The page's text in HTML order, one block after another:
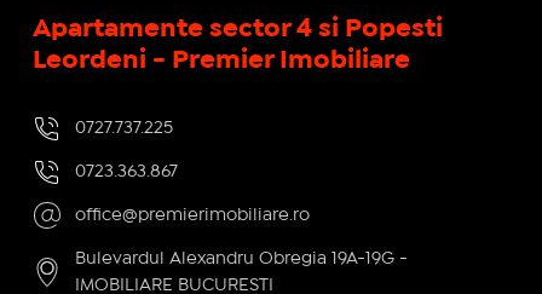
Apartamente sector 4 si Popesti
Leordeni - Premier Imobiliare
0727.737.225
0723.363.867
office@premierimobiliare.ro
Bulevardul Alexandru Obregia 19A-19G -
IMOBILIARE BUCURESTI